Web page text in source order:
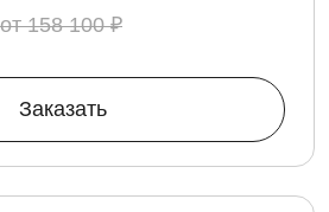
158 100 ₽
Заказать